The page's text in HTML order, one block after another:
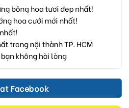
bông hoa tươi đẹp nhất!
hoa cưới mới nhất!
trong nội thành TP. HCM
không hài lòng
Facebook